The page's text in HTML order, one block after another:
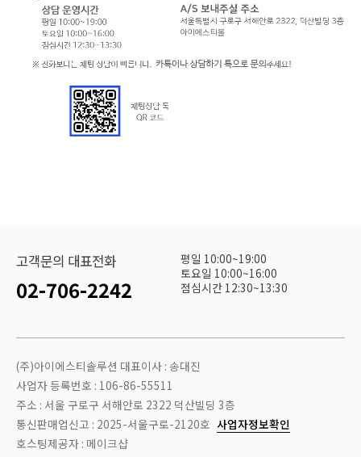
고객문의 대표전화
02-706-2242
평일 10:00~19:00
토요일 10:00~16:00
점심시간 12:30~13:30
(주)아이에스티솔루션 대표이사 : 송대진
사업자 등록번호 : 106-86-55511
주소 : 서울 구로구 서해안로 2322 덕산빌딩 3층
통신판매업신고 : 2025-서울구로-2120호 사업자정보확인
호스팅제공자 : 메이크샵